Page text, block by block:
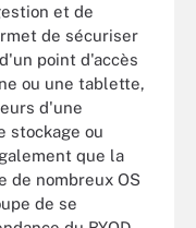
et de
de sécuriser
point d'accès
ou une tablette,
d'une
stockage ou
que la
de nombreux OS
de se